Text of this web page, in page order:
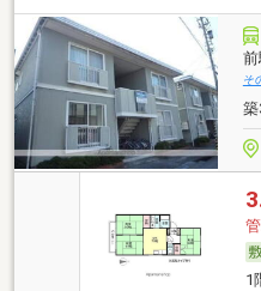
そ
1